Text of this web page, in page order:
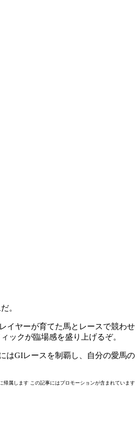
。
イヤーが育てた馬とレースで競わせ
ックが臨場感を盛り上げるぞ。
はGIレースを制覇し、自分の愛馬の
帰属します この記事にはプロモーションが含まれています